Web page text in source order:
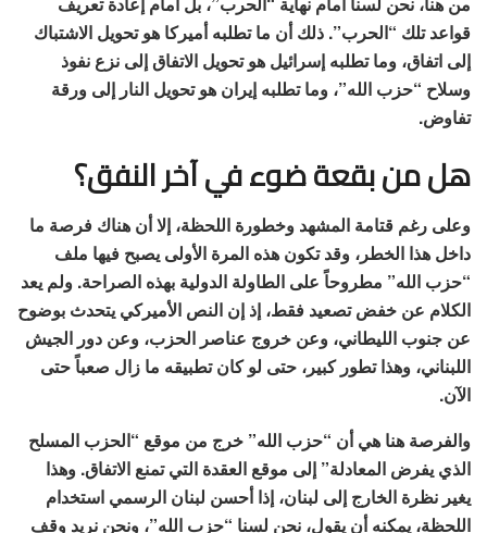
قواعد تلك “الحرب”. ذلك أن ما تطلبه أميركا هو تحويل الاشتباك
إلى اتفاق، وما تطلبه إسرائيل هو تحويل الاتفاق إلى نزع نفوذ
وسلاح “حزب الله”، وما تطلبه إيران هو تحويل النار إلى ورقة
تفاوض.
هل من بقعة ضوء في آخر النفق؟
وعلى رغم قتامة المشهد وخطورة اللحظة، إلا أن هناك فرصة ما
داخل هذا الخطر، وقد تكون هذه المرة الأولى يصبح فيها ملف
“حزب الله” مطروحاً على الطاولة الدولية بهذه الصراحة. ولم يعد
الكلام عن خفض تصعيد فقط، إذ إن النص الأميركي يتحدث بوضوح
عن جنوب الليطاني، وعن خروج عناصر الحزب، وعن دور الجيش
اللبناني، وهذا تطور كبير، حتى لو كان تطبيقه ما زال صعباً حتى
الآن.
والفرصة هنا هي أن “حزب الله” خرج من موقع “الحزب المسلح
الذي يفرض المعادلة” إلى موقع العقدة التي تمنع الاتفاق. وهذا
يغير نظرة الخارج إلى لبنان، إذا أحسن لبنان الرسمي استخدام
اللحظة، يمكنه أن يقول، نحن لسنا “حزب الله”، ونحن نريد وقف